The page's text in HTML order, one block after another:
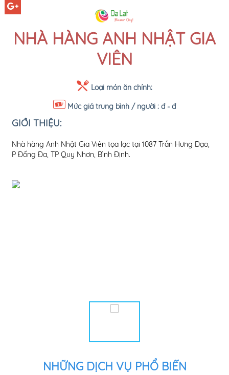
NHÀ HÀNG ANH NHẬT GIA
VIÊN
Loại món ăn chính:
Mức giá trung bình / người : đ - đ
GIỚI THIỆU:
Nhà hàng Anh Nhật Gia Viên tọa lạc tại 1087 Trần Hưng Đạo,
P Đống Đa, TP Quy Nhơn, Bình Định.
NHỮNG DỊCH VỤ PHỔ BIẾN
Twitter